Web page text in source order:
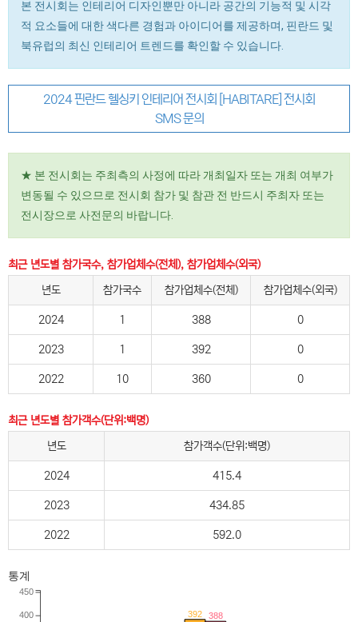
본 전시회는 인테리어 디자인뿐만 아니라 공간의 기능적 및 시각
적 요소들에 대한 색다른 경험과 아이디어를 제공하며, 핀란드 및
북유럽의 최신 인테리어 트렌드를 확인할 수 있습니다.
2024 핀란드 헬싱키 인테리어 전시회 [HABITARE] 전시회
SMS 문의
★ 본 전시회는 주최측의 사정에 따라 개최일자 또는 개최 여부가
변동될 수 있으므로 전시회 참가 및 참관 전 반드시 주최자 또는
전시장으로 사전문의 바랍니다.
최근 년도별 참가국수, 참가업체수(전체), 참가업체수(외국)
년도
참가국수 참가업체수(전체) 참가업체수(외국)
2024 1 388 0
2023 1 392 0
2022 10 360 0
최근 년도별 참가객수(단위:백명)
년도
참가객수(단위:백명)
2024 415.4
2023 434.85
2022 592.0
통계
392 388
400
450